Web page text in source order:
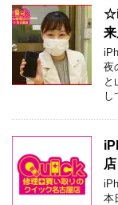
夜
と
し
本